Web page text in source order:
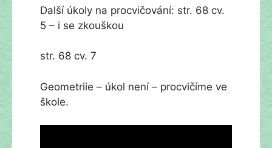
Další úkoly na procvičování: str. 68 cv.
5 – i se zkouškou
str. 68 cv. 7
Geometriie – úkol není – procvičíme ve
škole.